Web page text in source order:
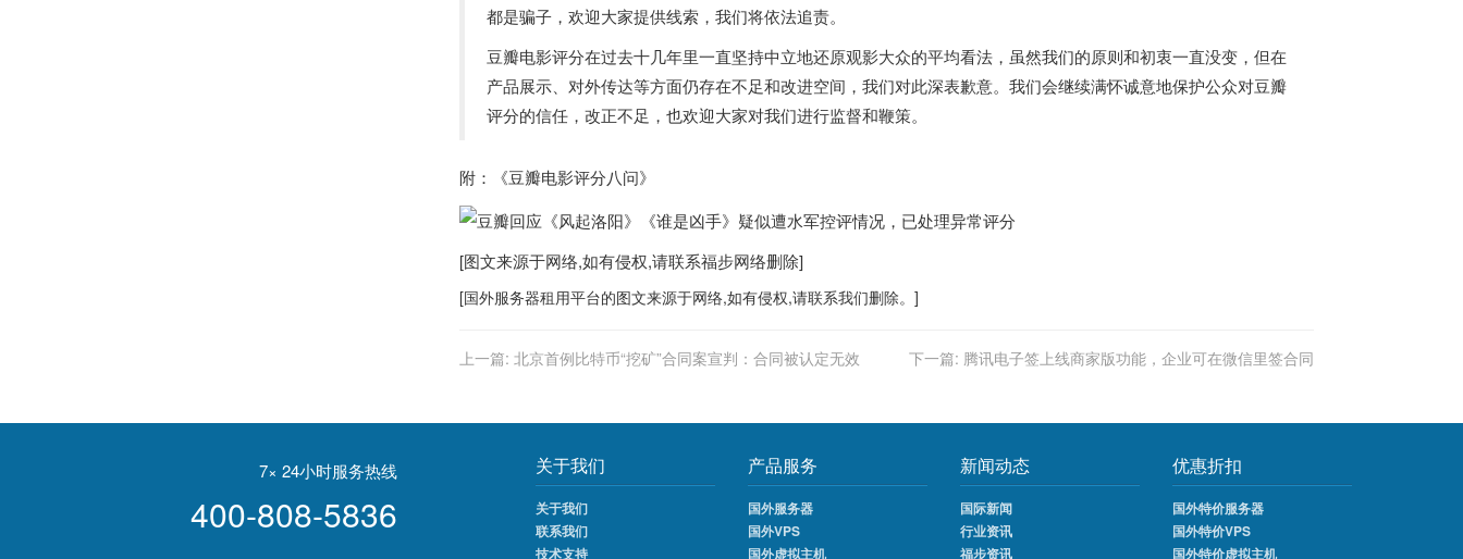
都是骗子，欢迎大家提供线索，我们将依法追责。
豆瓣电影评分在过去十几年里一直坚持中立地还原观影大众的平均看法，虽然我们的原则和初衷一直没变，但在
产品展示、对外传达等方面仍存在不足和改进空间，我们对此深表歉意。我们会继续满怀诚意地保护公众对豆瓣
评分的信任，改正不足，也欢迎大家对我们进行监督和鞭策。
附：《豆瓣电影评分八问》
[图文来源于网络,如有侵权,请联系福步网络删除]
[国外服务器租用平台的图文来源于网络,如有侵权,请联系我们删除。]
上一篇: 北京首例比特币“挖矿”合同案宣判：合同被认定无效 下一篇: 腾讯电子签上线商家版功能，企业可在微信里签合同
7× 24小时服务热线
400-808-5836
关于我们
关于我们
联系我们
技术支持
产品服务
国外服务器
国外VPS
国外虚拟主机
新闻动态
国际新闻
行业资讯
福步资讯
优惠折扣
国外特价服务器
国外特价VPS
国外特价虚拟主机